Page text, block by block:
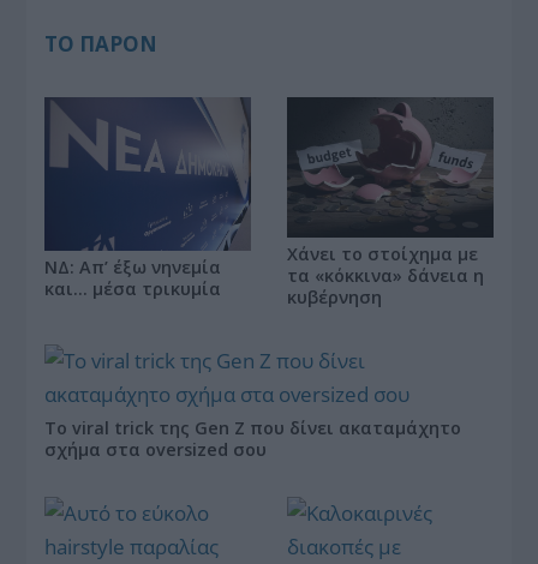
ΤΟ ΠΑΡΟΝ
ΝΔ: Απ’ έξω νηνεμία
και… μέσα τρικυμία
Χάνει το στοίχημα με
τα «κόκκινα» δάνεια η
κυβέρνηση
Το viral trick της Gen Z που δίνει ακαταμάχητο
σχήμα στα oversized σου